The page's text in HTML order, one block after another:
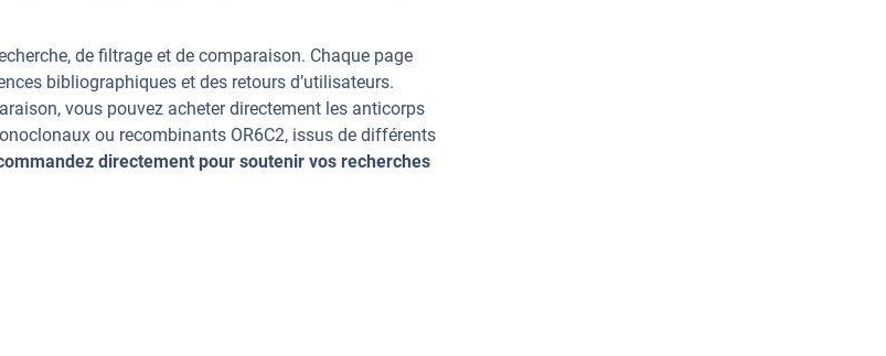
de filtrage et de comparaison. Chaque page
bibliographiques et des retours d’utilisateurs.
vous pouvez acheter directement les anticorps
ou recombinants OR6C2, issus de différents
directement pour soutenir vos recherches